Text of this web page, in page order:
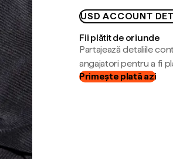
USD ACCOUNT
Fii plătit de oriunde
Partajează detaliile
angajatori pentru a fi
Primește plată azi